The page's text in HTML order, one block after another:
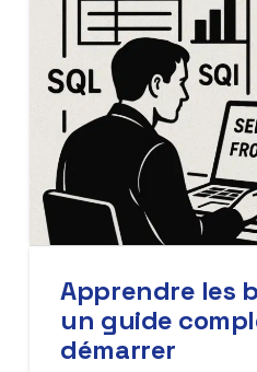
Apprendre les
un guide
démarrer